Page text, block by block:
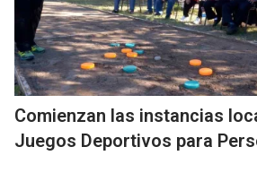
Comienzan las instancias
Juegos Deportivos para